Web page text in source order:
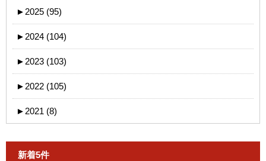
► 2025 (95)
► 2024 (104)
► 2023 (103)
► 2022 (105)
► 2021 (8)
新着5件